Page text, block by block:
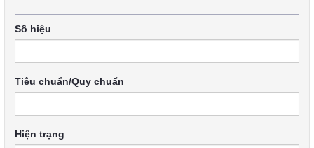
Số hiệu
Tiêu chuẩn/Quy chuẩn
Hiện trạng